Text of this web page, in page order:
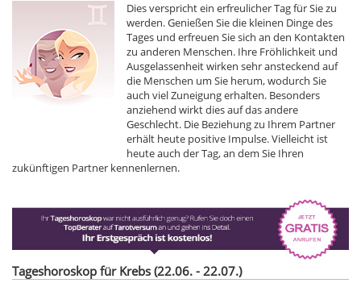
Dies verspricht ein erfreulicher Tag für Sie zu
werden. Genießen Sie die kleinen Dinge des
Tages und erfreuen Sie sich an den Kontakten
zu anderen Menschen. Ihre Fröhlichkeit und
Ausgelassenheit wirken sehr ansteckend auf
die Menschen um Sie herum, wodurch Sie
auch viel Zuneigung erhalten. Besonders
anziehend wirkt dies auf das andere
Geschlecht. Die Beziehung zu Ihrem Partner
erhält heute positive Impulse. Vielleicht ist
heute auch der Tag, an dem Sie Ihren
zukünftigen Partner kennenlernen.
Tageshoroskop für Krebs (22.06. - 22.07.)